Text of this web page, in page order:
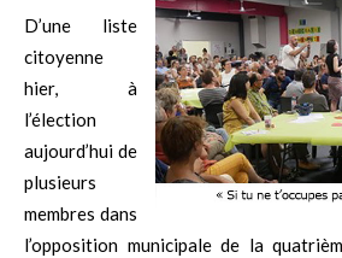
D’une liste
citoyenne
hier, à
l’élection
aujourd’hui de
plusieurs
membres dans
l’opposition municipale de la